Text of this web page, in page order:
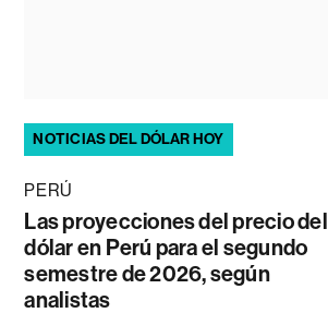
NOTICIAS DEL DÓLAR HOY
PERÚ
Las proyecciones del precio del
dólar en Perú para el segundo
semestre de 2026, según
analistas